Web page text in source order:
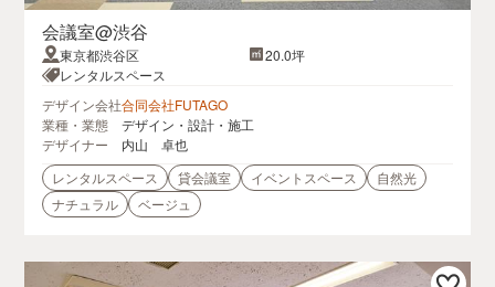
会議室@渋谷
東京都渋谷区
20.0坪
レンタルスペース
デザイン会社合同会社FUTAGO
業種・業態
デザイン・設計・施工
デザイナー
内山 卓也
レンタルスペース
貸会議室 イベントスペース
自然光
ナチュラル
ベージュ